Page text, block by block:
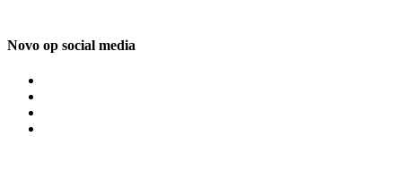
Novo op social media